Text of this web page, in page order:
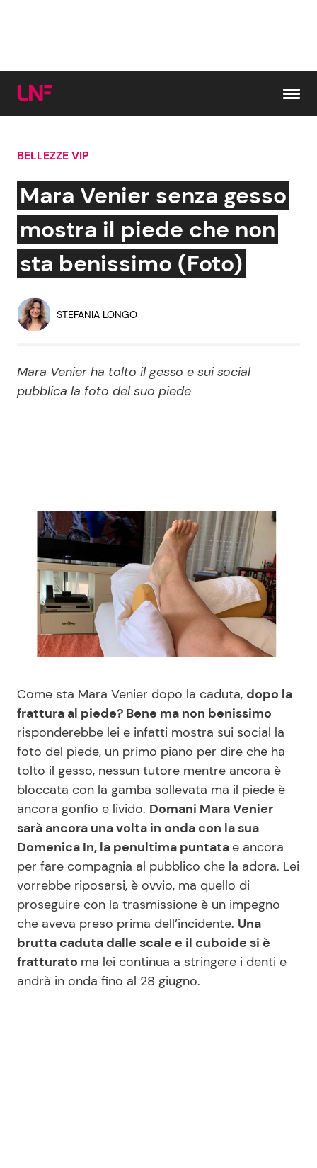
Cerca:
News e Cronaca
Attualità Italiana
Economia
Persone Scomparse
Gossip e TV
Bellezze VIP
Programmi TV
News Cinema
News Musica
News Spettacolo
News dal mondo
Benessere
Casa
Moda e Style
Mondo Mamma
News benessere
Salute
Viaggi e Turismo
Festività
Cucina e Ricette
Consigli di Cucina
Dolci
Le Ricette in TV
Primi Piatti
Ricette Facili e Veloci
Ricette Feste
Ricette per Bambini
BELLEZZE VIP
Mara Venier senza gesso
mostra il piede che non
sta benissimo (Foto)
STEFANIA LONGO
Mara Venier ha tolto il gesso e sui social
pubblica la foto del suo piede
Come sta Mara Venier dopo la caduta, dopo la
frattura al piede? Bene ma non benissimo
risponderebbe lei e infatti mostra sui social la
foto del piede, un primo piano per dire che ha
tolto il gesso, nessun tutore mentre ancora è
bloccata con la gamba sollevata ma il piede è
ancora gonfio e livido. Domani Mara Venier
sarà ancora una volta in onda con la sua
Domenica In, la penultima puntata e ancora
per fare compagnia al pubblico che la adora. Lei
vorrebbe riposarsi, è ovvio, ma quello di
proseguire con la trasmissione è un impegno
che aveva preso prima dell’incidente. Una
brutta caduta dalle scale e il cuboide si è
fratturato ma lei continua a stringere i denti e
andrà in onda fino al 28 giugno.